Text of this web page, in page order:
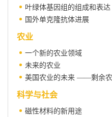
叶绿体基因组的组成和表达
国外单克隆抗体进展
农业
一个新的农业领域
未来的农业
美国农业的未来 ——剩余
科学与社会
磁性材料的新用途